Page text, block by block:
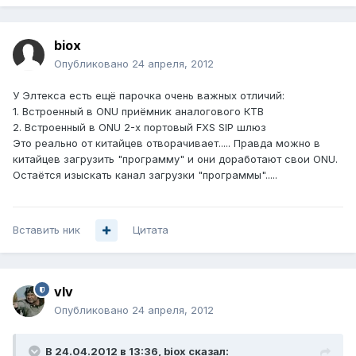
biox
Опубликовано 24 апреля, 2012
У Элтекса есть ещё парочка очень важных отличий:
1. Встроенный в ONU приёмник аналогового КТВ
2. Встроенный в ONU 2-х портовый FXS SIP шлюз
Это реально от китайцев отворачивает..... Правда можно в
китайцев загрузить "программу" и они доработают свои ONU.
Остаётся изыскать канал загрузки "программы".....
Вставить ник Цитата
vIv
Опубликовано 24 апреля, 2012
В 24.04.2012 в 13:36, biox сказал: